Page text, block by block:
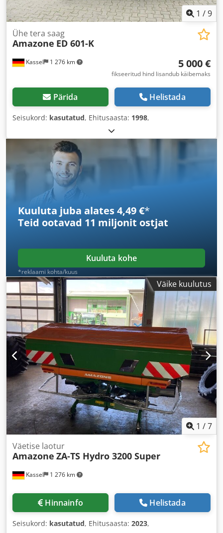
1 /9
Kassel 1 276 km
Ühe tera saag
Amazone ED 601-K
5 000 €
fikseeritud hind lisandub käibemaks
Pärida Helistada
Seisukord: kasutatud, Ehitusaasta: 1998,
Kuuluta juba alates 4,49 €*
Teid ootavad 11 miljonit ostjat
Kuuluta kohe
*reklaami kohta/kuus
Väike kuulutus
1 /7
Kassel 1 276 km
Väetise laotur
Amazone ZA-TS Hydro 3200 Super
Hinnainfo Helistada
Seisukord: kasutatud, Ehitusaasta: 2023,